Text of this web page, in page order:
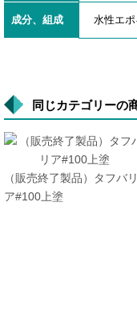
成分、組成 水性エ
同じカテゴリーの
（販売終了製品）タフバリ
ア#100上塗